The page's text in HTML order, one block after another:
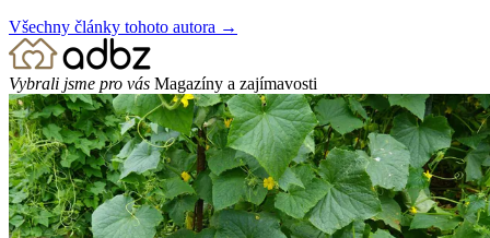
Všechny články tohoto autora →
Vybrali jsme pro vás Magazíny a zajímavosti